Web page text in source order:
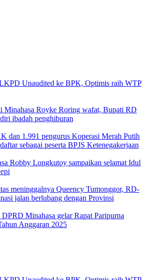
Unaudited ke BPK, Optimis raih WTP
Minahasa Royke Roring wafat, Bupati RD
ibadah penghiburan
dan 1.991 pengurus Koperasi Merah Putih
sebagai peserta BPJS Ketenegakerjaan
Robby Longkutoy sampaikan selamat Idul
meninggalnya Queency Tumonggor, RD-
jalan berlubang dengan Provinsi
Minahasa gelar Rapat Paripurna
Anggaran 2025